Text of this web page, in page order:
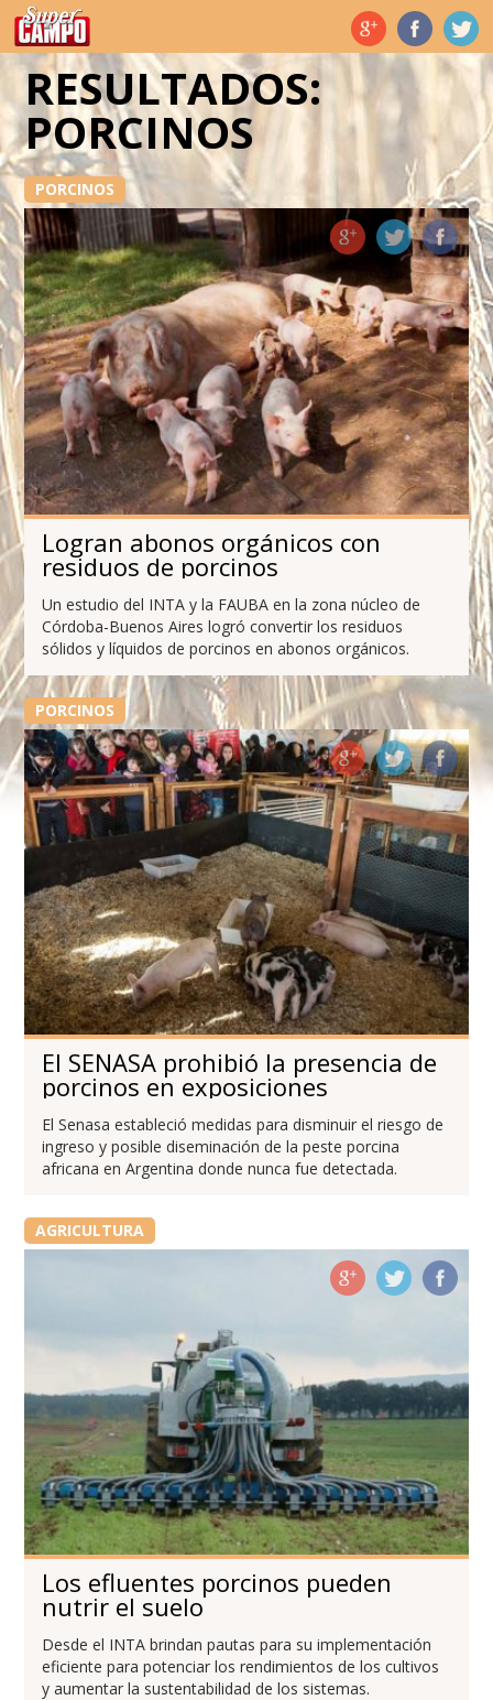
Temas de hoy
RESULTADOS:
PORCINOS
PORCINOS
Logran abonos orgánicos con
residuos de porcinos
Un estudio del INTA y la FAUBA en la zona núcleo de
Córdoba-Buenos Aires logró convertir los residuos
sólidos y líquidos de porcinos en abonos orgánicos.
PORCINOS
El SENASA prohibió la presencia de
porcinos en exposiciones
El Senasa estableció medidas para disminuir el riesgo de
ingreso y posible diseminación de la peste porcina
africana en Argentina donde nunca fue detectada.
AGRICULTURA
Los efluentes porcinos pueden
nutrir el suelo
Desde el INTA brindan pautas para su implementación
eficiente para potenciar los rendimientos de los cultivos
y aumentar la sustentabilidad de los sistemas.